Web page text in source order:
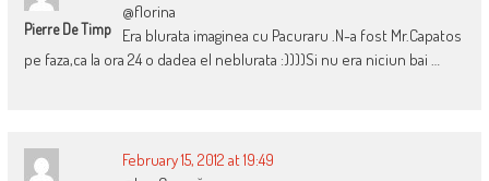
Pierre De Timp
@florina
Era blurata imaginea cu Pacuraru .N-a fost Mr.Capatos
pe faza,ca la ora 24 o dadea el neblurata :))))Si nu era niciun bai …
February 15, 2012 at 19:49